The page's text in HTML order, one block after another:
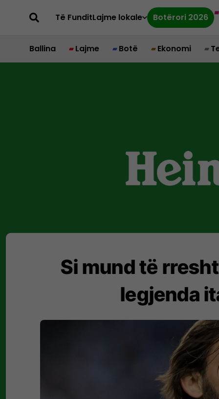
Të FunditLajme lokale Botërori 2026
Ballina Lajme Botë Ekonomi
Si mund të
legjenda